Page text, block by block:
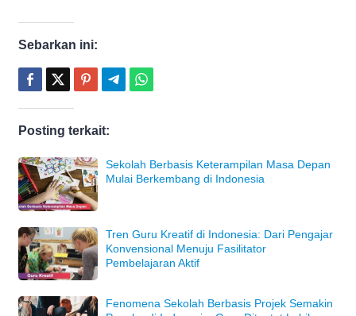
Sebarkan ini:
Posting terkait:
Sekolah Berbasis Keterampilan Masa Depan
Mulai Berkembang di Indonesia
Tren Guru Kreatif di Indonesia: Dari Pengajar
Konvensional Menuju Fasilitator
Pembelajaran Aktif
Fenomena Sekolah Berbasis Projek Semakin